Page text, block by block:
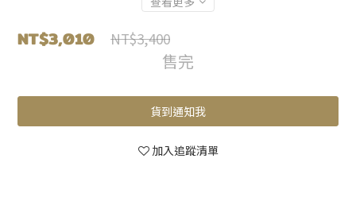
NT$3,010 NT$3,400
售完
貨到通知我
加入追蹤清單